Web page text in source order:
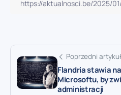
Poprzedni
Flandria stawia
Microsoftu, by
administracji